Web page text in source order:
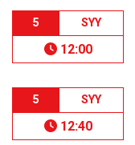
5 SYY
12:00
5 SYY
12:40